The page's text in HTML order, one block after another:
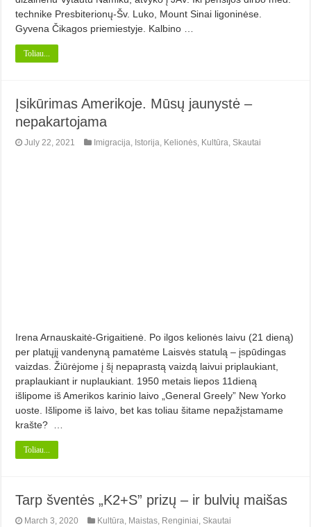
technike Presbiterionų-Šv. Lu­ko, Mount Sinai ligoninėse.
Gyvena Či­kagos priemiestyje. Kalbino …
Toliau...
Įsikūrimas Amerikoje. Mūsų jaunystė –
nepakartojama
July 22, 2021 Imigracija, Istorija, Kelionės, Kultūra, Skautai
Irena Arnauskaitė-Grigaitienė. Po ilgos kelionės laivu (21 dieną)
per platųjį vandenyną pamatėme Laisvės statulą – įspūdingas
vaizdas. Žiūrėjome į šį nepaprastą vaizdą laivui priplaukiant,
praplaukiant ir nuplaukiant. 1950 metais liepos 11dieną
išlipome iš Amerikos karinio laivo „General Greely” New Yorko
uoste. Išlipome iš laivo, bet kas toliau šitame nepažįstamame
krašte? …
Toliau...
Tarp šventės „K2+S” prizų – ir bulvių maišas
March 3, 2020 Kultūra, Maistas, Renginiai, Skautai